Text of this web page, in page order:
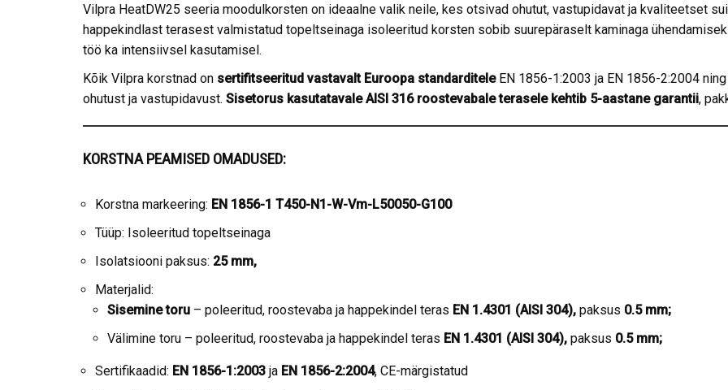
Vilpra HeatDW25 seeria moodulkorsten on ideaalne valik neile, kes otsivad ohutut, vastupidavat ja kvaliteetset
happekindlast terasest valmistatud topeltseinaga isoleeritud korsten sobib suurepäraselt kaminaga
töö ka intensiivsel kasutamisel.
Kõik Vilpra korstnad on sertifitseeritud vastavalt Euroopa standarditeleEN 1856-1:2003 ja EN 1856-2:2004
ohutust ja vastupidavust. Sisetorus kasutatavale AISI 316 roostevabale terasele kehtib 5-aastane garantii,
KORSTNA PEAMISED OMADUSED:
Korstna markeering: EN 1856-1 T450-N1-W-Vm-L50050-G100
Tüüp: Isoleeritud topeltseinaga
Isolatsiooni paksus: 25 mm,
Materjalid:
Sisemine toru – poleeritud, roostevaba ja happekindel teras EN 1.4301 (AISI 304), paksus 0.5 mm;
Välimine toru – poleeritud, roostevaba ja happekindel teras EN 1.4301 (AISI 304), paksus 0.5 mm;
Sertifikaadid: EN 1856-1:2003 ja EN 1856-2:2004, CE-märgistatud